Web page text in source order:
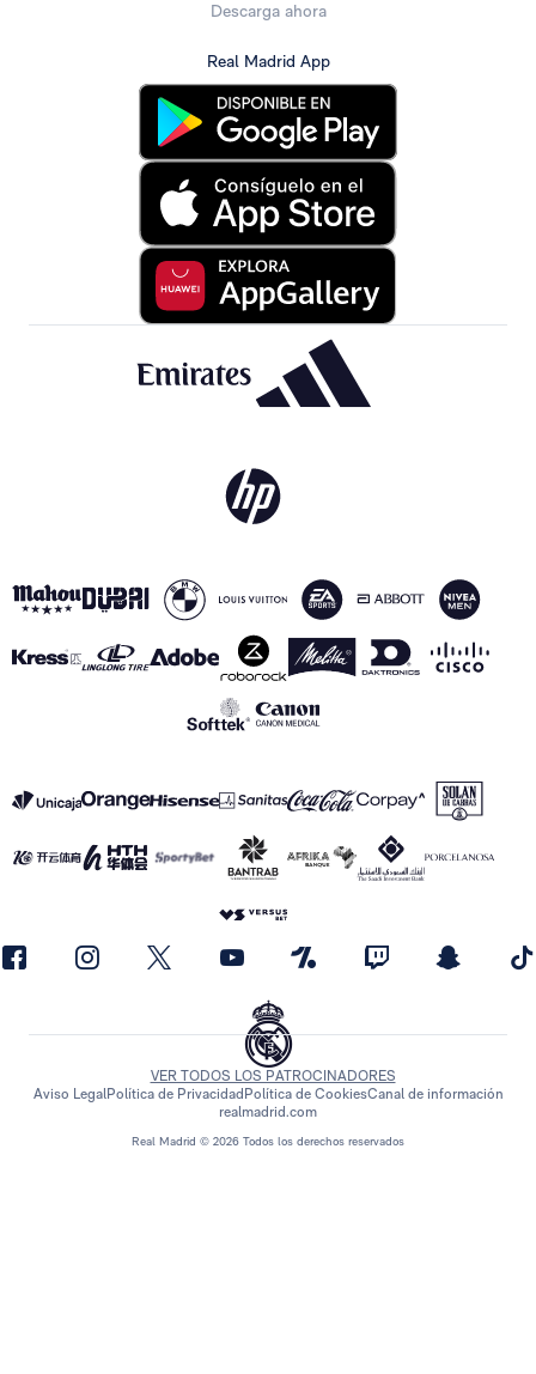
Descarga ahora
Real Madrid App
Real Madrid © 2026 Todos los derechos reservados
VER TODOS LOS PATROCINADORES
Aviso LegalPolítica de Privacidad Política de CookiesCanal de información
realmadrid.com